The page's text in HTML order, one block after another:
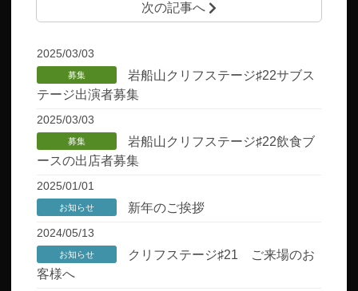
次の記事へ
2025/03/03
募集
岩船山クリフステージ♯22サブス
テージ出演者募集
2025/03/03
募集
岩船山クリフステージ♯22飲食ブ
ースの出店者募集
2025/01/01
お知らせ 新年のご挨拶
2024/05/13
お知らせ
クリフステージ♯21 ご来場のお
客様へ